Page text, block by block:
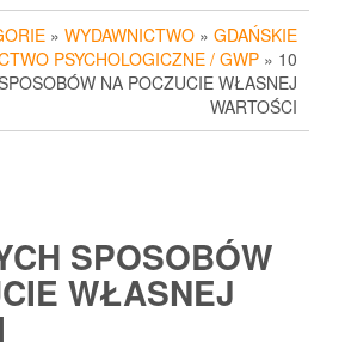
» WYDAWNICTWO » GDAŃSKIE
PSYCHOLOGICZNE / GWP » 10
NA POCZUCIE WŁASNEJ
WARTOŚCI
SPOSOBÓW
WŁASNEJ